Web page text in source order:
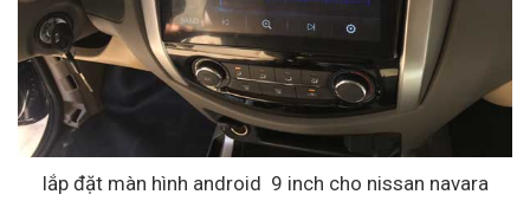
lắp đặt màn hình android 9 inch cho nissan navara